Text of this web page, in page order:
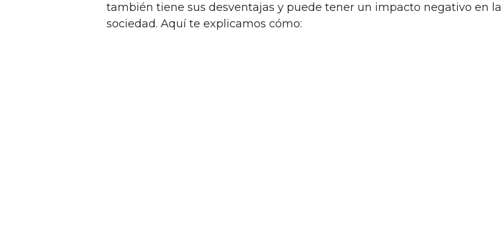
también tiene sus desventajas y puede tener un impacto negativo en la
sociedad. Aquí te explicamos cómo: